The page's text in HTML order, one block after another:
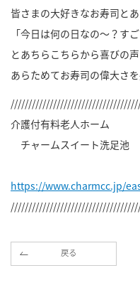
皆さまの大好きなお寿司と
「今日は何の日なの～？す
とあちらこちらから喜びの
あらためてお寿司の偉大さ
介護付有料老人ホーム
チャームスイート洗足池
https://www.charmcc.jp/
戻る